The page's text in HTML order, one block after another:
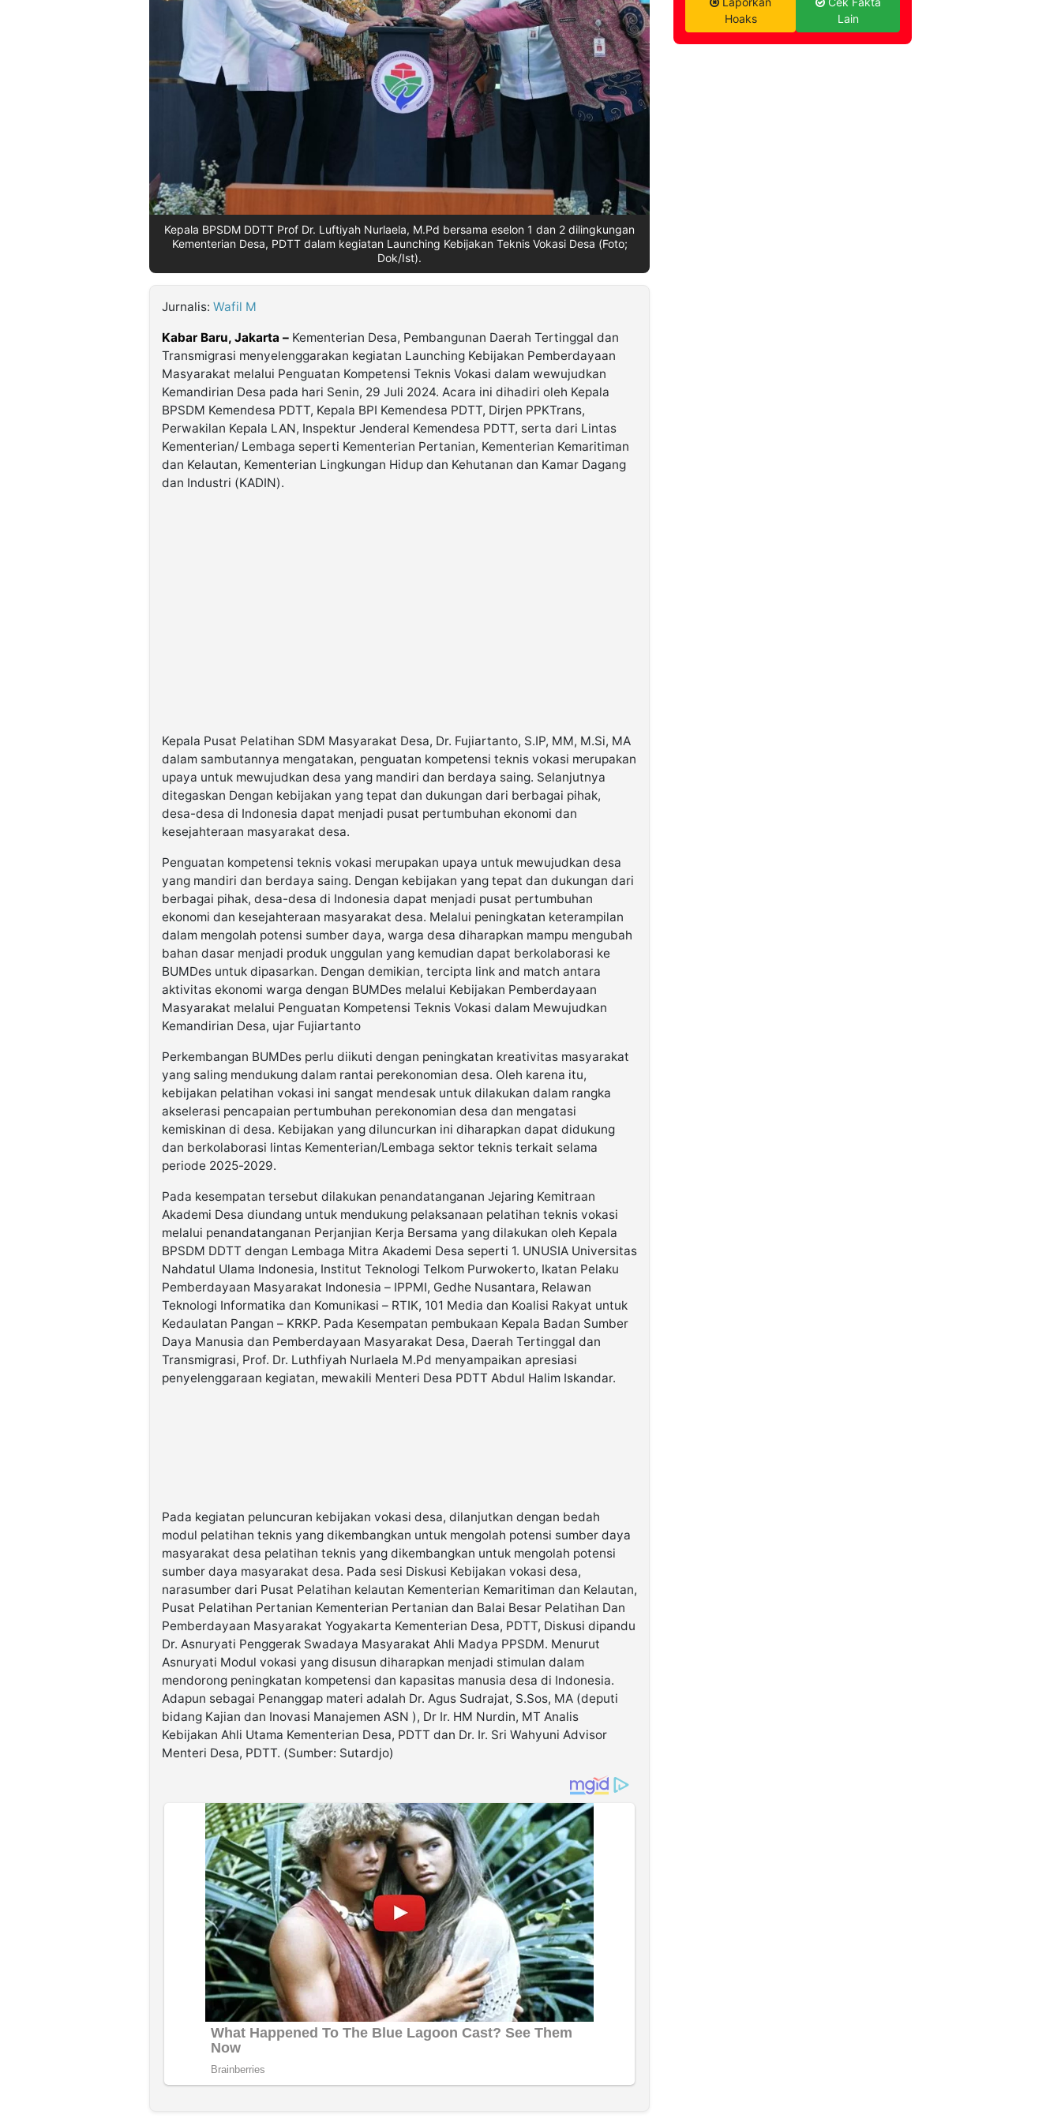
Kepala BPSDM DDTT Prof Dr. Luftiyah Nurlaela, M.Pd bersama eselon 1 dan 2 dilingkungan
Kementerian Desa, PDTT dalam kegiatan Launching Kebijakan Teknis Vokasi Desa (Foto;
Dok/Ist).
Jurnalis: Wafil M
Kabar Baru, Jakarta – Kementerian Desa, Pembangunan Daerah Tertinggal dan
Transmigrasi menyelenggarakan kegiatan Launching Kebijakan Pemberdayaan
Masyarakat melalui Penguatan Kompetensi Teknis Vokasi dalam wewujudkan
Kemandirian Desa pada hari Senin, 29 Juli 2024. Acara ini dihadiri oleh Kepala
BPSDM Kemendesa PDTT, Kepala BPI Kemendesa PDTT, Dirjen PPKTrans,
Perwakilan Kepala LAN, Inspektur Jenderal Kemendesa PDTT, serta dari Lintas
Kementerian/ Lembaga seperti Kementerian Pertanian, Kementerian Kemaritiman
dan Kelautan, Kementerian Lingkungan Hidup dan Kehutanan dan Kamar Dagang
dan Industri (KADIN).
Kepala Pusat Pelatihan SDM Masyarakat Desa, Dr. Fujiartanto, S.IP, MM, M.Si, MA
dalam sambutannya mengatakan, penguatan kompetensi teknis vokasi merupakan
upaya untuk mewujudkan desa yang mandiri dan berdaya saing. Selanjutnya
ditegaskan Dengan kebijakan yang tepat dan dukungan dari berbagai pihak,
desa-desa di Indonesia dapat menjadi pusat pertumbuhan ekonomi dan
kesejahteraan masyarakat desa.
Penguatan kompetensi teknis vokasi merupakan upaya untuk mewujudkan desa
yang mandiri dan berdaya saing. Dengan kebijakan yang tepat dan dukungan dari
berbagai pihak, desa-desa di Indonesia dapat menjadi pusat pertumbuhan
ekonomi dan kesejahteraan masyarakat desa. Melalui peningkatan keterampilan
dalam mengolah potensi sumber daya, warga desa diharapkan mampu mengubah
bahan dasar menjadi produk unggulan yang kemudian dapat berkolaborasi ke
BUMDes untuk dipasarkan. Dengan demikian, tercipta link and match antara
aktivitas ekonomi warga dengan BUMDes melalui Kebijakan Pemberdayaan
Masyarakat melalui Penguatan Kompetensi Teknis Vokasi dalam Mewujudkan
Kemandirian Desa, ujar Fujiartanto
Perkembangan BUMDes perlu diikuti dengan peningkatan kreativitas masyarakat
yang saling mendukung dalam rantai perekonomian desa. Oleh karena itu,
kebijakan pelatihan vokasi ini sangat mendesak untuk dilakukan dalam rangka
akselerasi pencapaian pertumbuhan perekonomian desa dan mengatasi
kemiskinan di desa. Kebijakan yang diluncurkan ini diharapkan dapat didukung
dan berkolaborasi lintas Kementerian/Lembaga sektor teknis terkait selama
periode 2025-2029.
Pada kesempatan tersebut dilakukan penandatanganan Jejaring Kemitraan
Akademi Desa diundang untuk mendukung pelaksanaan pelatihan teknis vokasi
melalui penandatanganan Perjanjian Kerja Bersama yang dilakukan oleh Kepala
BPSDM DDTT dengan Lembaga Mitra Akademi Desa seperti 1. UNUSIA Universitas
Nahdatul Ulama Indonesia, Institut Teknologi Telkom Purwokerto, Ikatan Pelaku
Pemberdayaan Masyarakat Indonesia – IPPMI, Gedhe Nusantara, Relawan
Teknologi Informatika dan Komunikasi – RTIK, 101 Media dan Koalisi Rakyat untuk
Kedaulatan Pangan – KRKP. Pada Kesempatan pembukaan Kepala Badan Sumber
Daya Manusia dan Pemberdayaan Masyarakat Desa, Daerah Tertinggal dan
Transmigrasi, Prof. Dr. Luthfiyah Nurlaela M.Pd menyampaikan apresiasi
penyelenggaraan kegiatan, mewakili Menteri Desa PDTT Abdul Halim Iskandar.
Pada kegiatan peluncuran kebijakan vokasi desa, dilanjutkan dengan bedah
modul pelatihan teknis yang dikembangkan untuk mengolah potensi sumber daya
masyarakat desa pelatihan teknis yang dikembangkan untuk mengolah potensi
sumber daya masyarakat desa. Pada sesi Diskusi Kebijakan vokasi desa,
narasumber dari Pusat Pelatihan kelautan Kementerian Kemaritiman dan Kelautan,
Pusat Pelatihan Pertanian Kementerian Pertanian dan Balai Besar Pelatihan Dan
Pemberdayaan Masyarakat Yogyakarta Kementerian Desa, PDTT, Diskusi dipandu
Dr. Asnuryati Penggerak Swadaya Masyarakat Ahli Madya PPSDM. Menurut
Asnuryati Modul vokasi yang disusun diharapkan menjadi stimulan dalam
mendorong peningkatan kompetensi dan kapasitas manusia desa di Indonesia.
Adapun sebagai Penanggap materi adalah Dr. Agus Sudrajat, S.Sos, MA (deputi
bidang Kajian dan Inovasi Manajemen ASN ), Dr Ir. HM Nurdin, MT Analis
Kebijakan Ahli Utama Kementerian Desa, PDTT dan Dr. Ir. Sri Wahyuni Advisor
Menteri Desa, PDTT. (Sumber: Sutardjo)
Hoaks
Lain